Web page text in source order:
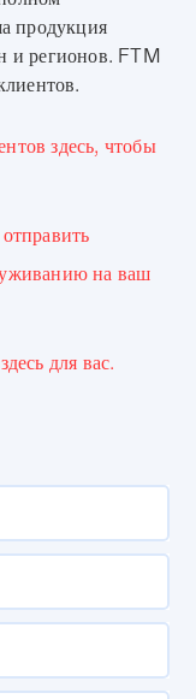
продукция
и регионов. FTM
здесь, чтобы
на ваш
для вас.